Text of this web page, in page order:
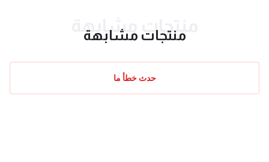
منتجات مشابهة
منتجات مشابهة
حدث خطأ ما